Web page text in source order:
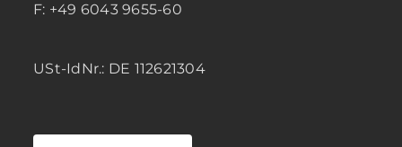
F: +49 6043 9655-60
USt-IdNr.: DE 112621304